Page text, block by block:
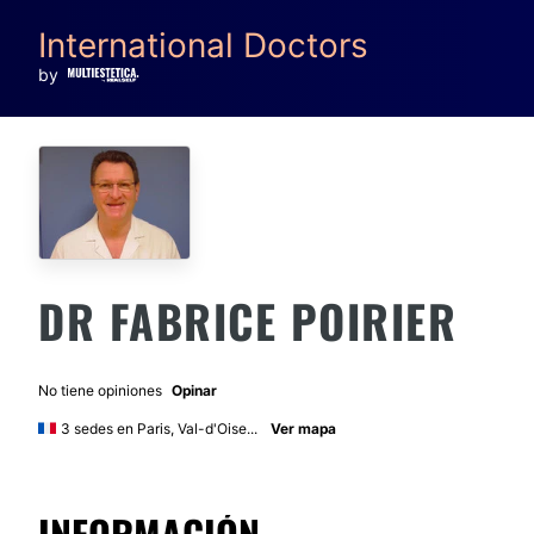
International Doctors
by
DR FABRICE POIRIER
No tiene opiniones Opinar
3 sedes en Paris, Val-d'Oise... Ver mapa